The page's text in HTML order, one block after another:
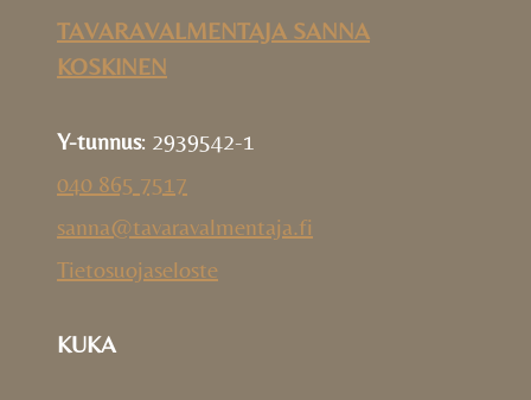
TAVARAVALMENTAJA SANNA
KOSKINEN
Y-tunnus: 2939542-1
040 865 7517
sanna@tavaravalmentaja.fi
Tietosuojaseloste
KUKA